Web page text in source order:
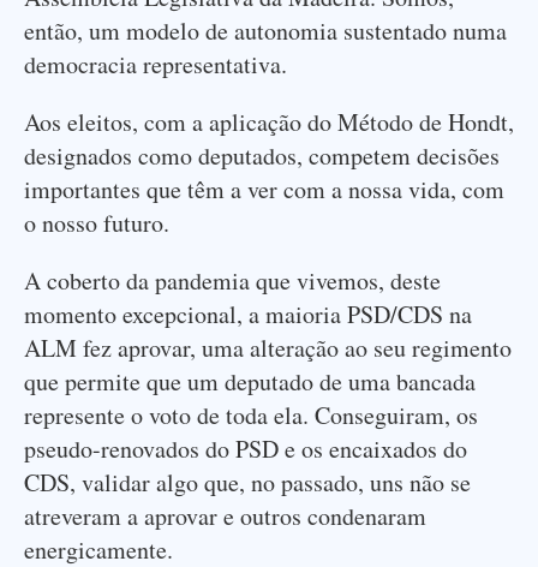
então, um modelo de autonomia sustentado numa
democracia representativa.
Aos eleitos, com a aplicação do Método de Hondt,
designados como deputados, competem decisões
importantes que têm a ver com a nossa vida, com
o nosso futuro.
A coberto da pandemia que vivemos, deste
momento excepcional, a maioria PSD/CDS na
ALM fez aprovar, uma alteração ao seu regimento
que permite que um deputado de uma bancada
represente o voto de toda ela. Conseguiram, os
pseudo-renovados do PSD e os encaixados do
CDS, validar algo que, no passado, uns não se
atreveram a aprovar e outros condenaram
energicamente.